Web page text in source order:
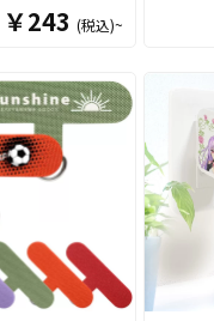
、簡単に流行
できる人気グ
ォンタブはス
チやストラッ
呼ばれ、市
されていま
ジナルグッズ
フォンタブは
も他社よりも
マートな見た
ルグッズマー
￥243 (税込)~
置す
ッズ
マホ
プホ
場でも
す。 特
マーケ
引っ
高く
目も